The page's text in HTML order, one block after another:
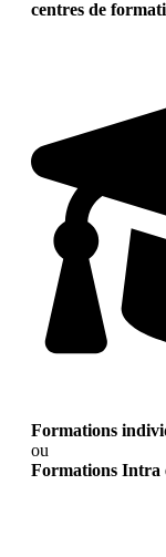
centres de
Formations
ou
Formations Intra